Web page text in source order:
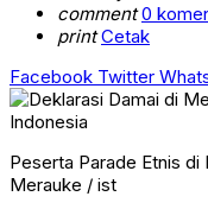
comment 0
print Cetak
Facebook Twitter
Peserta Parade Etnis di
Merauke / ist